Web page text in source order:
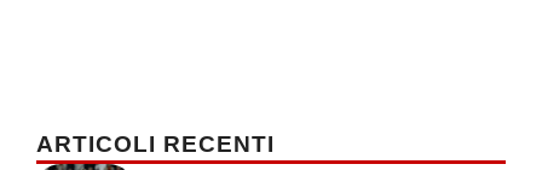
ARTICOLI RECENTI